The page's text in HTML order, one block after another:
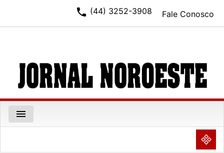
Fale Conosco
phone (44) 3252-3908
menu
NULL